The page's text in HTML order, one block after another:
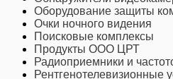
Оборудование защиты
Очки ночного видения
Поисковые комплексы
Продукты ООО ЦРТ
Радиоприемники и
Рентгенотелевизионные